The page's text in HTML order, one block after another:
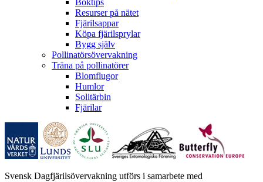
Resurser på nätet
Fjärilsappar
Köpa fjärilsprylar
Bygg själv
Pollinatörsövervakning
Träna på pollinatörer
Blomflugor
Humlor
Solitärbin
Fjärilar
Svensk Dagfjärilsövervakning utförs i samarbete med